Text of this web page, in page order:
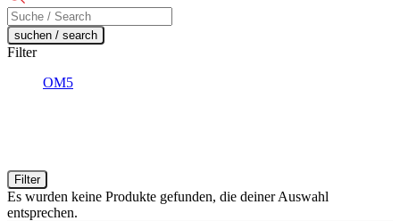
Products
search
suchen / search
Filter
OM5
Filter
Es wurden keine Produkte gefunden, die deiner Auswahl
entsprechen.